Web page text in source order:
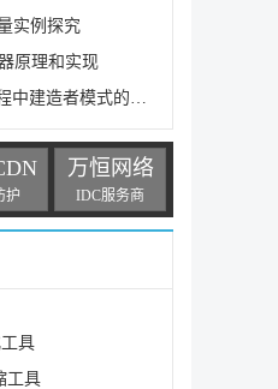
实例探究
原理和实现
详解C++设计模式编程中建造者模式的实现
护
万恒网络
IDC服务商
具
工具